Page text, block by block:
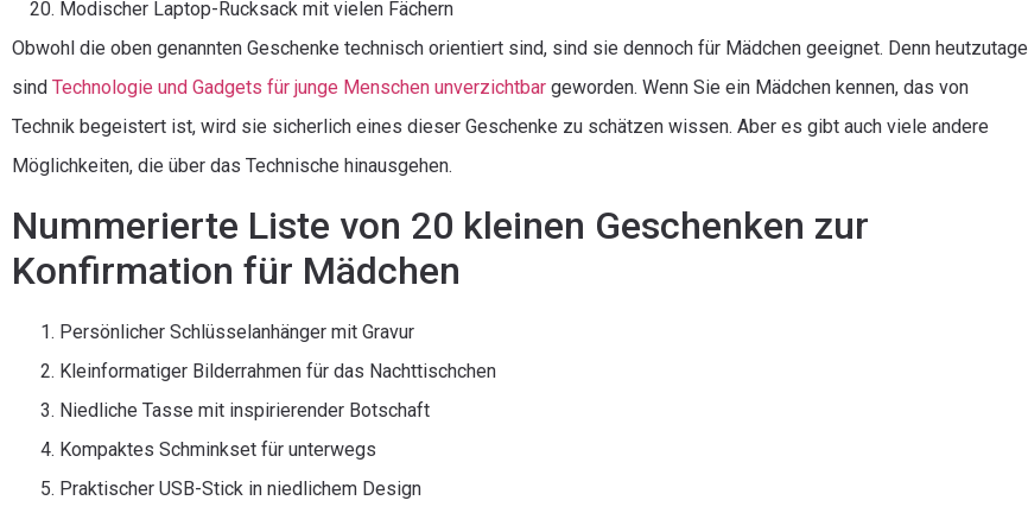
Modischer Laptop-Rucksack mit vielen Fächern
Obwohl die oben genannten Geschenke technisch orientiert sind, sind sie dennoch für Mädchen geeignet. Denn heutzutage
sind Technologie und Gadgets für junge Menschen unverzichtbar geworden. Wenn Sie ein Mädchen kennen, das von
Technik begeistert ist, wird sie sicherlich eines dieser Geschenke zu schätzen wissen. Aber es gibt auch viele andere
Möglichkeiten, die über das Technische hinausgehen.
Nummerierte Liste von 20 kleinen Geschenken zur
Konfirmation für Mädchen
Persönlicher Schlüsselanhänger mit Gravur
Kleinformatiger Bilderrahmen für das Nachttischchen
Niedliche Tasse mit inspirierender Botschaft
Kompaktes Schminkset für unterwegs
Praktischer USB-Stick in niedlichem Design